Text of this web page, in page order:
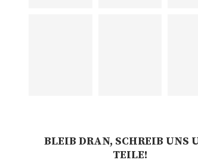
BLEIB DRAN, SCHREIB UNS
TEILE!